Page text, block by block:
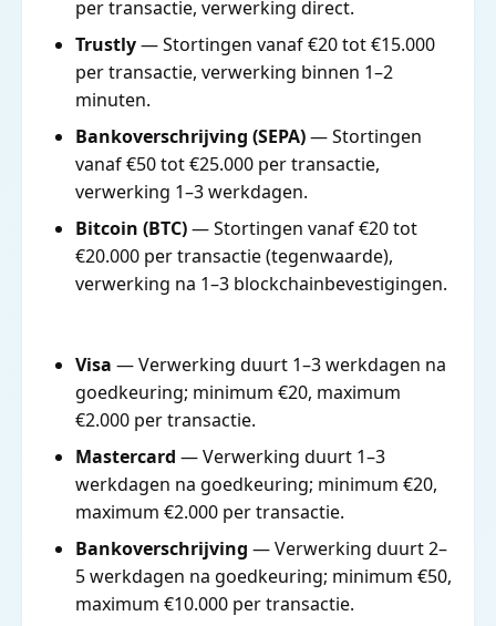
per transactie, verwerking direct.
Trustly— Stortingen vanaf €20 tot €15.000
per transactie, verwerking binnen 1–2
minuten.
Bankoverschrijving (SEPA)— Stortingen
vanaf €50 tot €25.000 per transactie,
verwerking 1–3 werkdagen.
Bitcoin (BTC)— Stortingen vanaf €20 tot
€20.000 per transactie (tegenwaarde),
verwerking na 1–3 blockchainbevestigingen.
Visa — Verwerking duurt 1–3 werkdagen na
goedkeuring; minimum €20, maximum
€2.000 per transactie.
Mastercard — Verwerking duurt 1–3
werkdagen na goedkeuring; minimum €20,
maximum €2.000 per transactie.
Bankoverschrijving — Verwerking duurt 2–
5 werkdagen na goedkeuring; minimum €50,
maximum €10.000 per transactie.